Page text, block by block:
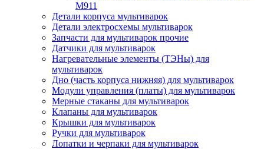
M911
Детали корпуса мультиварок
Детали электросхемы мультиварок
Запчасти для мультиварок прочие
Датчики для мультиварок
Нагревательные элементы (ТЭНы) для
мультиварок
Дно (часть корпуса нижняя) для мультиварок
Модули управления (платы) для мультиварок
Мерные стаканы для мультиварок
Клапаны для мультиварок
Крышки для мультиварок
Ручки для мультиварок
Лопатки и черпаки для мультиварок